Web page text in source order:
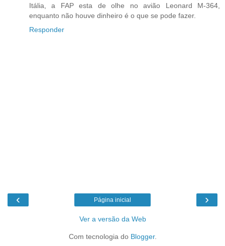
Itália, a FAP esta de olhe no avião Leonard M-364,
enquanto não houve dinheiro é o que se pode fazer.
Responder
‹ ›
Página inicial
Ver a versão da Web
Com tecnologia do Blogger.